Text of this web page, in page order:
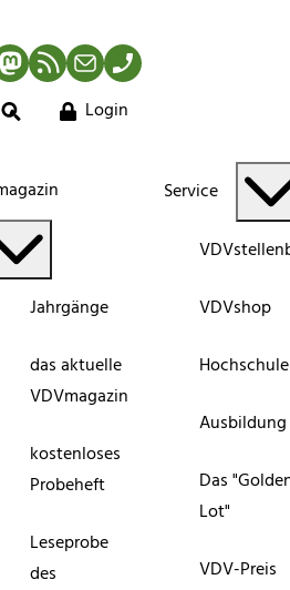
MastodonRSS-Newsfeed
MailTelefon
Login
Jahrgänge
das aktuelle
VDVmagazin
kostenloses
Probeheft
Leseprobe
des
Service
VDVshop
Ausbildung
Das
Lot"
VDV-Preis